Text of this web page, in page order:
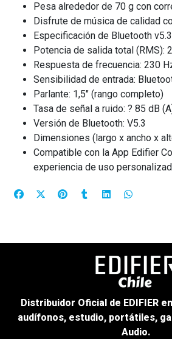
Pesa alrededor de 70 g con
Disfrute de música de calidad
Especificación de Bluetooth
Potencia de salida total (RMS):
Respuesta de frecuencia: 230
Sensibilidad de entrada:
Parlante: 1,5" (rango completo)
Tasa de señal a ruido: ? 85 dB
Versión de Bluetooth: V5.3
Dimensiones (largo x ancho x
Compatible con la App Edifier
experiencia de uso
Distribuidor Oficial de EDIFIER
audífonos, estudio, portátiles,
Audio.